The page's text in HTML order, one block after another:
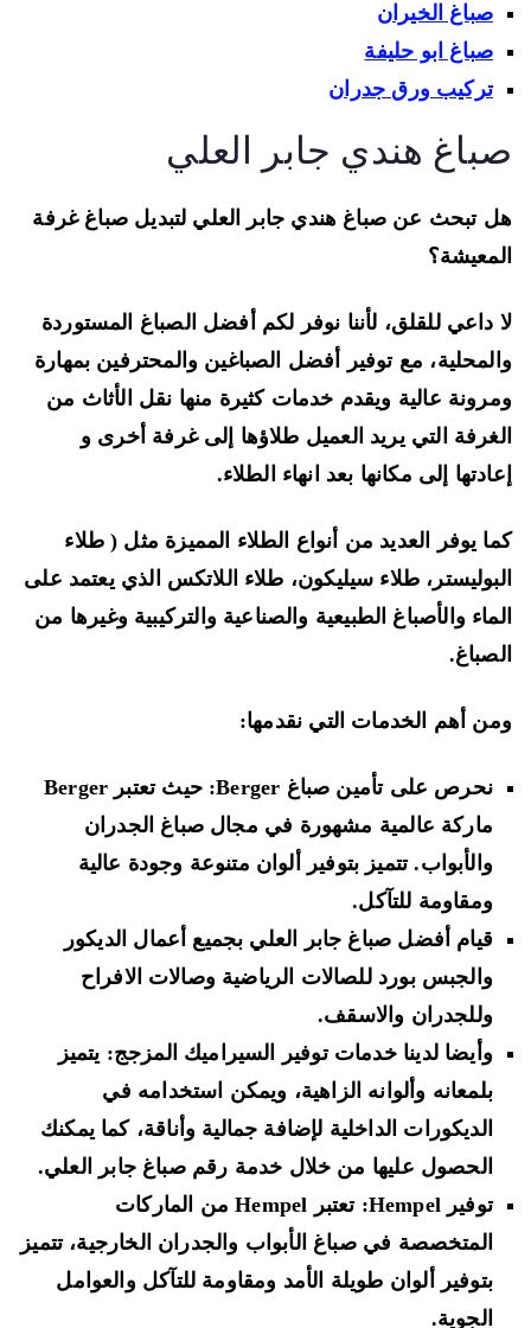
صباغ الخيران
صباغ ابو حليفة
تركيب ورق جدران
هندي جابر العلي
تبحث عن صباغ هندي جابر العلي لتبديل صباغ غرفة
داعي للقلق، لأننا نوفر لكم أفضل الصباغ المستوردة
مع توفير أفضل الصباغين والمحترفين بمهارة
عالية ويقدم خدمات كثيرة منها نقل الأثاث من
التي يريد العميل طلاؤها إلى غرفة أخرى و
إلى مكانها بعد انهاء الطلاء.
يوفر العديد من أنواع الطلاء المميزة مثل ( طلاء
طلاء سيليكون، طلاء اللاتكس الذي يعتمد على
والأصباغ الطبيعية والصناعية والتركيبية وغيرها من
أهم الخدمات التي نقدمها:
نحرص على تأمين صباغ Berger: حيث تعتبر Berger
ماركة عالمية مشهورة في مجال صباغ الجدران
والأبواب. تتميز بتوفير ألوان متنوعة وجودة عالية
ومقاومة للتآكل.
قيام أفضل صباغ جابر العلي بجميع أعمال الديكور
والجبس بورد للصالات الرياضية وصالات الافراح
وللجدران والاسقف.
وأيضا لدينا خدمات توفير السيراميك المزجج: يتميز
بلمعانه وألوانه الزاهية، ويمكن استخدامه في
الديكورات الداخلية لإضافة جمالية وأناقة، كما يمكنك
الحصول عليها من خلال خدمة رقم صباغ جابر العلي.
توفير Hempel: تعتبر Hempel من الماركات
المتخصصة في صباغ الأبواب والجدران الخارجية، تتميز
بتوفير ألوان طويلة الأمد ومقاومة للتآكل والعوامل
الجوية.